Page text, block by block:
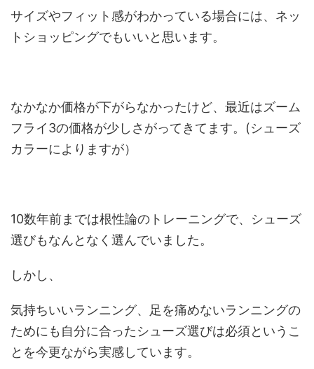
サイズやフィット感がわかっている場合には、ネッ
トショッピングでもいいと思います。
なかなか価格が下がらなかったけど、最近はズーム
フライ3の価格が少しさがってきてます。(シューズ
カラーによりますが）
10数年前までは根性論のトレーニングで、シューズ
選びもなんとなく選んでいました。
しかし、
気持ちいいランニング、足を痛めないランニングの
ためにも自分に合ったシューズ選びは必須というこ
とを今更ながら実感しています。